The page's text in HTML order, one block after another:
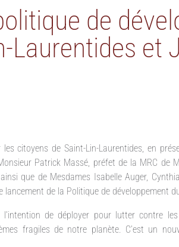
de
Laurentides et
citoyens de Saint-Lin-Laurentides, en
Patrick Massé, préfet de la MRC de
que de Mesdames Isabelle Auger,
de la Politique de développement
de déployer pour lutter contre les
fragiles de notre planète. C’est un